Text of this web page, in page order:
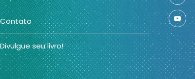
Contato
Divulgue seu livro!